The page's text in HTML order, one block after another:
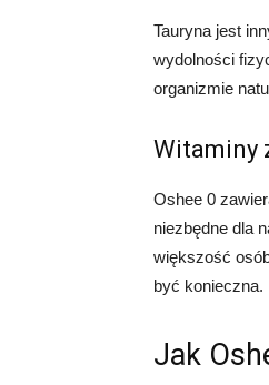
Tauryna jest
wydolności
organizmie
Witaminy
Oshee 0
niezbędne dla
większość
być konieczna.
Jak